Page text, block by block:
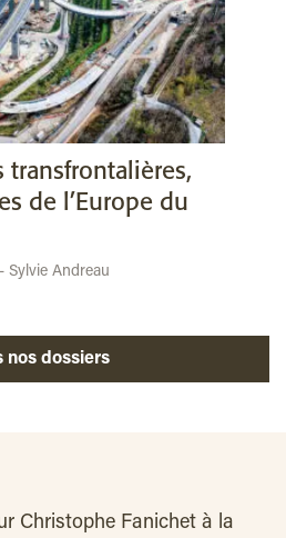
transfrontalières,
de l’Europe du
Sylvie Andreau
Tous nos dossiers
Christophe Fanichet à la